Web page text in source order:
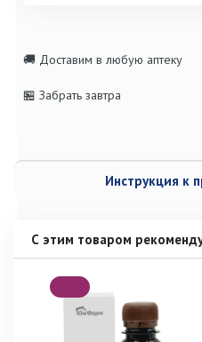
🚚 Доставим в любую аптеку
🏪 Забрать завтра
Инструкция к
С этим товаром